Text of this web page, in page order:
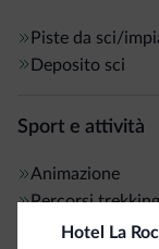
Piste da sci/
Deposito sci
Sport e attività
Animazione
Percorsi trekking
Hotel La